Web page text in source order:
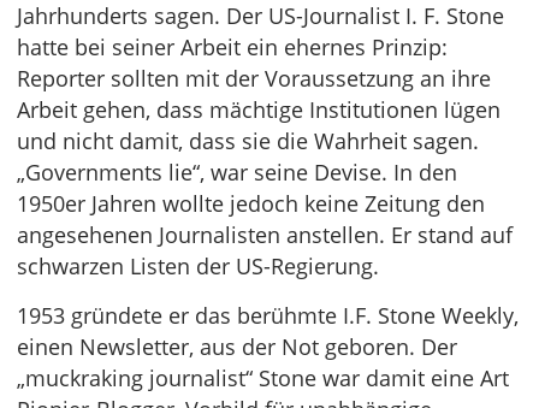
Jahrhunderts sagen. Der US-Journalist I. F. Stone
hatte bei seiner Arbeit ein ehernes Prinzip:
Reporter sollten mit der Voraussetzung an ihre
Arbeit gehen, dass mächtige Institutionen lügen
und nicht damit, dass sie die Wahrheit sagen.
„Governments lie“, war seine Devise. In den
1950er Jahren wollte jedoch keine Zeitung den
angesehenen Journalisten anstellen. Er stand auf
schwarzen Listen der US-Regierung.
1953 gründete er das berühmte I.F. Stone Weekly,
einen Newsletter, aus der Not geboren. Der
„muckraking journalist“ Stone war damit eine Art